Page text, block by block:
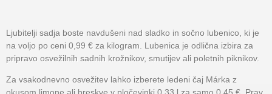
Ljubitelji sadja boste navdušeni nad sladko in sočno lubenico, ki je
na voljo po ceni 0,99 € za kilogram. Lubenica je odlična izbira za
pripravo osvežilnih sadnih krožnikov, smutijev ali poletnih piknikov.
Za vsakodnevno osvežitev lahko izberete ledeni čaj Márka z